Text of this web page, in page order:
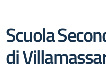
Scuola
di